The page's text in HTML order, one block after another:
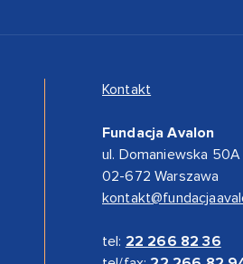
Kontakt
Fundacja Avalon
ul. Domaniewska 50A
02-672 Warszawa
tel: 22 266 82 36